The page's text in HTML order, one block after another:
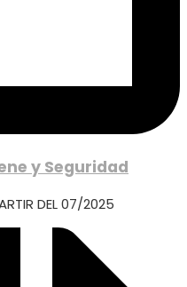
y Seguridad
DEL 07/2025